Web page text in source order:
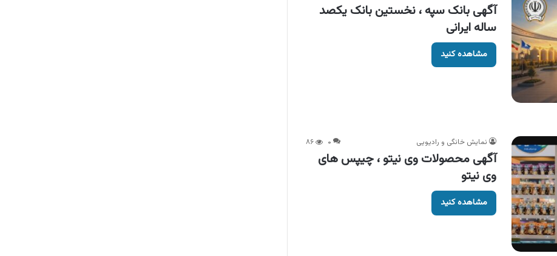
آگهی بانک سپه ، نخستین بانک یکصد
ساله ایرانی
مشاهده کنید
نمایش خانگی و رادیویی ۰ ۸۶
آگهی محصولات وی نیتو ، چیپس های
وی نیتو
مشاهده کنید